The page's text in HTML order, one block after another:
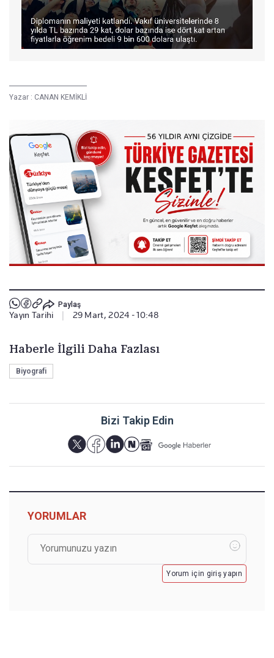
Yazar : CANAN KEMİKLİ
Paylaş
Yayın Tarihi 29 Mart, 2024 - 10:48
Haberle İlgili Daha Fazlası
Biyografi
Bizi Takip Edin
YORUMLAR
Yorum için giriş yapın